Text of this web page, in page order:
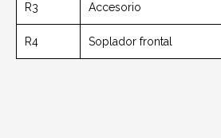
R3 Accesorio
R4 Soplador frontal